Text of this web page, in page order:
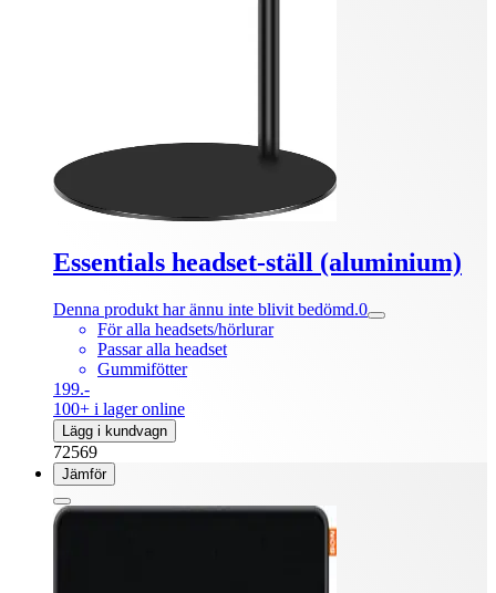
Essentials headset-ställ (aluminium)
Denna produkt har ännu inte blivit bedömd.0
För alla headsets/hörlurar
Passar alla headset
Gummifötter
199.-
100+ i lager online
Lägg i kundvagn
72569
Jämför